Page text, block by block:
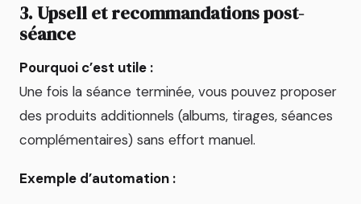
3. Upsell et recommandations post-
séance
Pourquoi c’est utile :
Une fois la séance terminée, vous pouvez proposer
des produits additionnels (albums, tirages, séances
complémentaires) sans effort manuel.
Exemple d’automation :